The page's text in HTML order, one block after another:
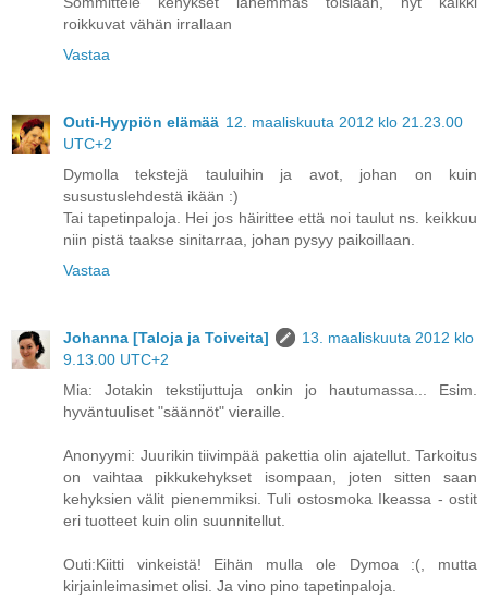
roikkuvat vähän irrallaan
Vastaa
Outi-Hyypiön elämää 12. maaliskuuta 2012 klo 21.23.00
UTC+2
Dymolla tekstejä tauluihin ja avot, johan on kuin
susustuslehdestä ikään :)
Tai tapetinpaloja. Hei jos häirittee että noi taulut ns. keikkuu
niin pistä taakse sinitarraa, johan pysyy paikoillaan.
Vastaa
Johanna [Taloja ja Toiveita]
13. maaliskuuta 2012 klo
9.13.00 UTC+2
Mia: Jotakin tekstijuttuja onkin jo hautumassa... Esim.
hyväntuuliset "säännöt" vieraille.
Anonyymi: Juurikin tiivimpää pakettia olin ajatellut. Tarkoitus
on vaihtaa pikkukehykset isompaan, joten sitten saan
kehyksien välit pienemmiksi. Tuli ostosmoka Ikeassa - ostit
eri tuotteet kuin olin suunnitellut.
Outi:Kiitti vinkeistä! Eihän mulla ole Dymoa :(, mutta
kirjainleimasimet olisi. Ja vino pino tapetinpaloja.